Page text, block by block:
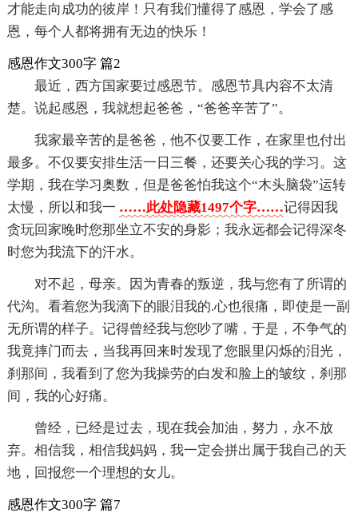
才能走向成功的彼岸！只有我们懂得了感恩，学会了感
恩，每个人都将拥有无边的快乐！
感恩作文300字 篇2
最近，西方国家要过感恩节。感恩节具内容不太清
楚。说起感恩，我就想起爸爸，“爸爸辛苦了”。
我家最辛苦的是爸爸，他不仅要工作，在家里也付出
最多。不仅要安排生活一日三餐，还要关心我的学习。这
学期，我在学习奥数，但是爸爸怕我这个“木头脑袋”运转
太慢，所以和我一 ……此处隐藏1497个字……记得因我
贪玩回家晚时您那坐立不安的身影；我永远都会记得深冬
时您为我流下的汗水。
对不起，母亲。因为青春的叛逆，我与您有了所谓的
代沟。看着您为我滴下的眼泪我的.心也很痛，即使是一副
无所谓的样子。记得曾经我与您吵了嘴，于是，不争气的
我竟摔门而去，当我再回来时发现了您眼里闪烁的泪光，
刹那间，我看到了您为我操劳的白发和脸上的皱纹，刹那
间，我的心好痛。
曾经，已经是过去，现在我会加油，努力，永不放
弃。相信我，相信我妈妈，我一定会拼出属于我自己的天
地，回报您一个理想的女儿。
感恩作文300字 篇7